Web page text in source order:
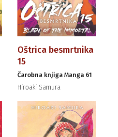
Oštrica besmrtnika
15
Čarobna knjiga Manga 61
Hiroaki Samura